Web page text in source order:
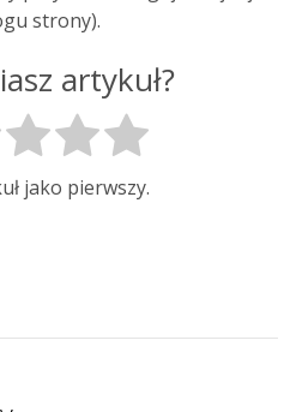
strony).
artykuł?
jako pierwszy.